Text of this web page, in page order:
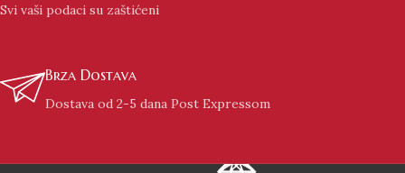
Svi vaši podaci su zaštićeni
Brza Dostava
Dostava od 2-5 dana Post Expressom